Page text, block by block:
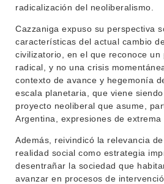
INSTITUCIONAL
DEPARTAMENTOS
ENSEÑANZA
INVESTIGACIÓN
EXTENSIÓN
SERVICIOS
BEDELÍA
EVA FCS
OFERTA DE GRADO
POSGRADOS
EDUCACIÓN PERMANENTE
MOVILIDAD ACADÉMICA
radicalización del neoliberalismo.
Cazzaniga expuso su perspectiva
características del actual cambio
civilizatorio, en el que reconoce un
radical, y no una crisis
contexto de avance y hegemonía
escala planetaria, que viene
proyecto neoliberal que asume,
Argentina, expresiones de extrema
Además, reivindicó la relevancia
realidad social como estrategia
desentrañar la sociedad que
avanzar en procesos de